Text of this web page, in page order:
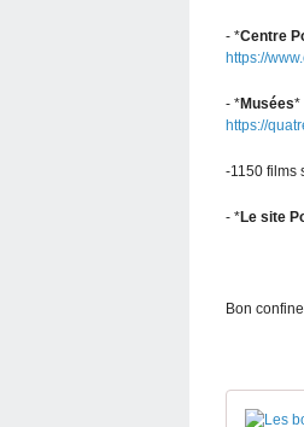
- *Centre
https://
- *Musées*
https://
-1150 films
- *Le site
Bon